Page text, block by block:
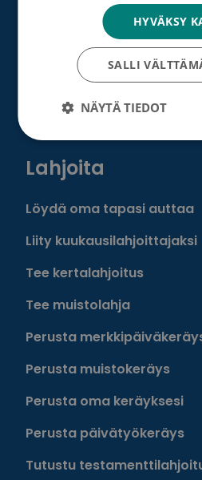
Syöpäsäätiö
Saavutettavuus
Roosa nauha -keräys
Munien puolesta -keräys
Lahjoita
Löydä oma tapasi auttaa
Liity kuukausilahjoittajaksi
Tee kertalahjoitus
Tee muistolahja
Perusta
Perusta muistokeräys
Perusta oma keräyksesi
Perusta päivätyökeräys
Tutustu
HYVÄKSY
SALLI
NÄYTÄ TIEDOT